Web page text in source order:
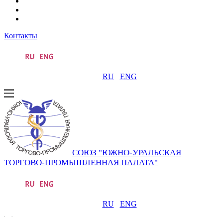
Контакты
RU ENG
СОЮЗ "ЮЖНО-УРАЛЬСКАЯ
ТОРГОВО-ПРОМЫШЛЕННАЯ ПАЛАТА"
RU ENG